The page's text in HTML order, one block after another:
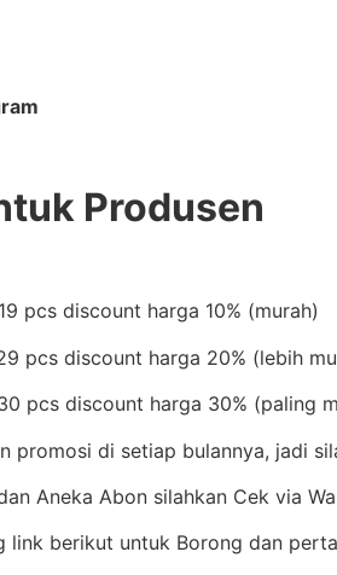
Produsen
pcs discount harga 10% (murah)
pcs discount harga 20% (lebih
pcs discount harga 30% (paling
promosi di setiap bulannya, jadi
Aneka Abon silahkan Cek via
link berikut untuk Borong dan